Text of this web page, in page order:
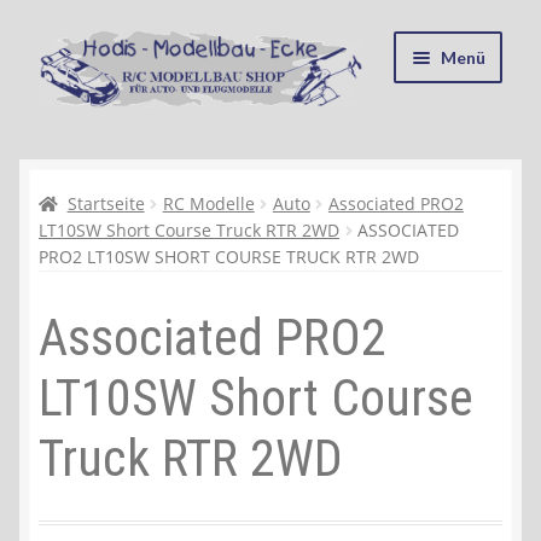
Zur
Navigation
springen
Zum
Inhalt
springen
Menü
Kasse
Mein Konto
Recycling, Entsorgung und Umwelt
Shop
Warenkorb
Ablauf einer Bestellung
Startseite RC Modelle Auto
Associated PRO2
LT10SW Short Course Truck RTR 2WD
ASSOCIATED
PRO2 LT10SW SHORT COURSE TRUCK RTR 2WD
Associated PRO2
LT10SW Short Course
Truck RTR 2WD